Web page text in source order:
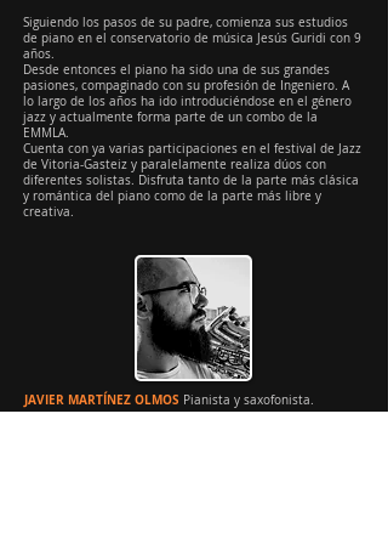
Siguiendo los pasos de su padre, comienza sus estudios
de piano en el conservatorio de música Jesús Guridi con 9
años.
Desde entonces el piano ha sido una de sus grandes
pasiones, compaginado con su profesión de Ingeniero. A
lo largo de los años ha ido introduciéndose en el género
jazz y actualmente forma parte de un combo de la
EMMLA.
Cuenta con ya varias participaciones en el festival de Jazz
de Vitoria-Gasteiz y paralelamente realiza dúos con
diferentes solistas. Disfruta tanto de la parte más clásica
y romántica del piano como de la parte más libre y
creativa.
JAVIER MARTÍNEZ OLMOS Pianista y saxofonista.